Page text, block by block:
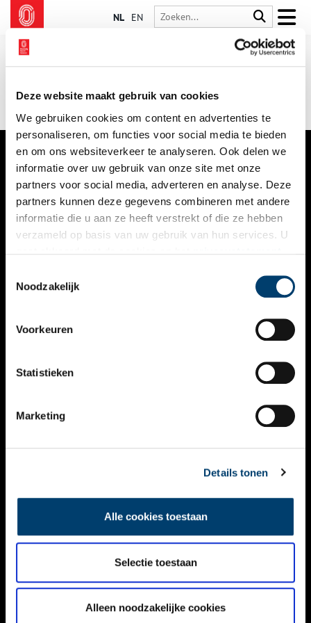
Deze website maakt gebruik van cookies
We gebruiken cookies om content en advertenties te
personaliseren, om functies voor social media te bieden
en om ons websiteverkeer te analyseren. Ook delen we
informatie over uw gebruik van onze site met onze
partners voor social media, adverteren en analyse. Deze
partners kunnen deze gegevens combineren met andere
informatie die u aan ze heeft verstrekt of die ze hebben
verzameld op basis van uw gebruik van hun services. U
Noodzakelijk
Voorkeuren
Statistieken
Marketing
Details tonen
Alle cookies toestaan
Selectie toestaan
Alleen noodzakelijke cookies
NL EN
VERHALEN
NIEUWS
KALENDER
ACTIVITEITEN
NIEUWSBRIEF
DISCLAIMER
TOEGANKELIJKHEID
Volg ONH op social media